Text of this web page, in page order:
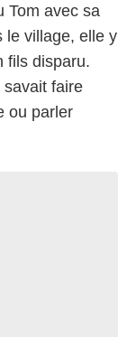
Tom avec sa
le village, elle y
fils disparu.
savait faire
ou parler